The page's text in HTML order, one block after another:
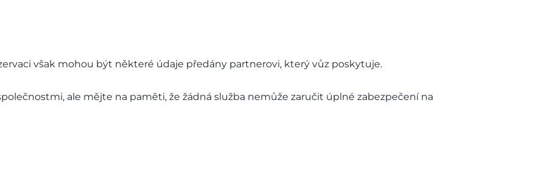
však mohou být některé údaje předány partnerovi, který vůz poskytuje.
ale mějte na paměti, že žádná služba nemůže zaručit úplné zabezpečení na